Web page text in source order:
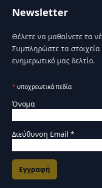
Newsletter
Θέλετε να μαθαίνετε τα
Συμπληρώστε τα
ενημερωτικό μας δελτίο.
* υποχρεωτικά πεδία
Όνομα
Διεύθυνση Email *